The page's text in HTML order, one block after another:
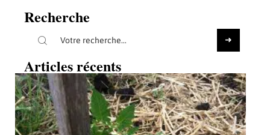
Recherche
Articles récents